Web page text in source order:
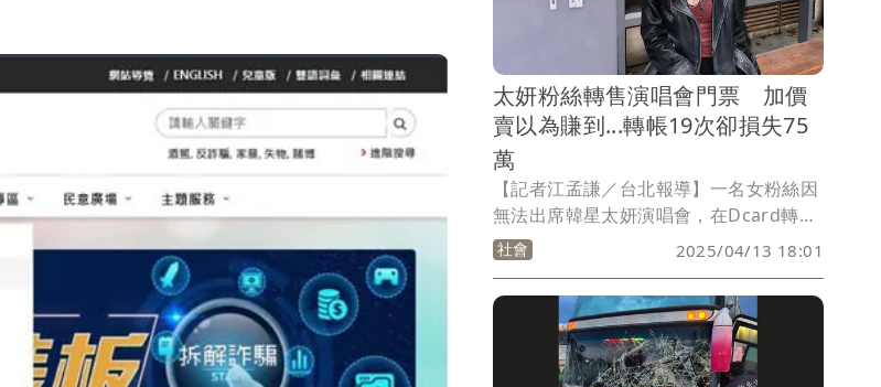
太妍粉絲轉售演唱會門票 加價
賣以為賺到...轉帳19次卻損失75
萬
【記者江孟謙／台北報導】一名女粉絲因
無法出席韓星太妍演唱會，在Dcard轉售
門票，遇到願意加價購票，並要求用「順
豐快遞」貨到付款，對方隨後以「權限不
足」為由，轉介假冒的銀行客服，聲稱需
進行金流驗證。她依指示操作匯款，共轉
帳19次、損失超過75萬元，事後對方全數
失聯，才驚覺遭詐。
社會 2025/04/13 18:01